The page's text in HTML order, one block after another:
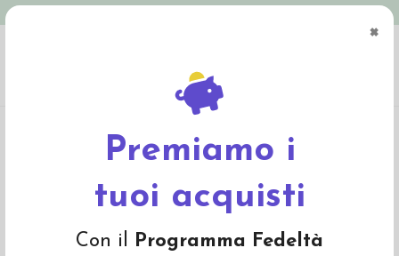
×
Premiamo i
tuoi acquisti
Con il Programma Fedeltà
mussola di cotone bio - col. lilla chiaro